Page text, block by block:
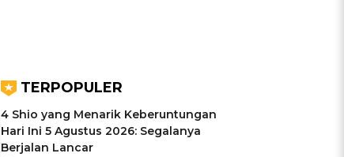
TERPOPULER
4 Shio yang Menarik Keberuntungan
Hari Ini 5 Agustus 2026: Segalanya
Berjalan Lancar